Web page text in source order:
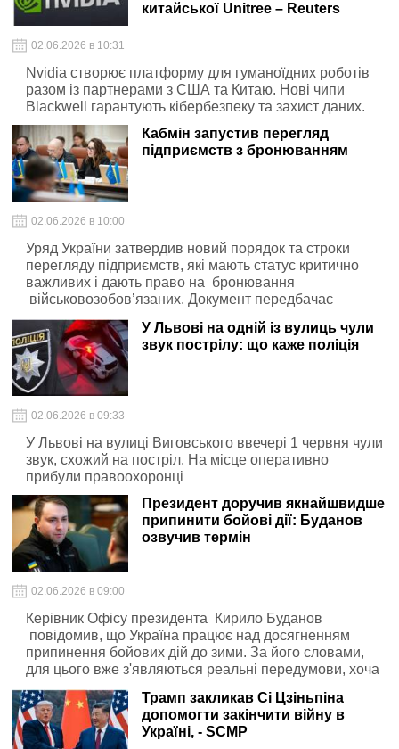
китайської Unitree – Reuters
02.06.2026 в 10:31
Nvidia створює платформу для гуманоїдних роботів
разом із партнерами з США та Китаю. Нові чипи
Blackwell гарантують кібербезпеку та захист даних.
Кабмін запустив перегляд
підприємств з бронюванням
02.06.2026 в 10:00
Уряд України затвердив новий порядок та строки
перегляду підприємств, які мають статус критично
важливих і дають право на бронювання
військовозобов’язаних. Документ передбачає
поетапну перевірку чинних рішень і їх актуальність до
1 вересня 2026 року. Також змінюються вимоги до
рівня зарплат і посилюється контроль за кількістю
заброньованих працівників
У Львові на одній із вулиць чули
звук пострілу: що каже поліція
02.06.2026 в 09:33
У Львові на вулиці Виговського ввечері 1 червня чули
звук, схожий на постріл. На місце оперативно
прибули правоохоронці
Президент доручив якнайшвидше
припинити бойові дії: Буданов
озвучив термін
02.06.2026 в 09:00
Керівник Офісу президента Кирило Буданов
повідомив, що Україна працює над досягненням
припинення бойових дій до зими. За його словами,
для цього вже з'являються реальні передумови, хоча
остаточна позиція росії залишається невизначеною
Трамп закликав Сі Цзіньпіна
допомогти закінчити війну в
Україні, - SCMP